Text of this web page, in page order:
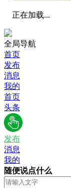
正在加载...
全局导航
首页
发布
消息
我的
首页
头条
发布
消息
我的
随便说点什么